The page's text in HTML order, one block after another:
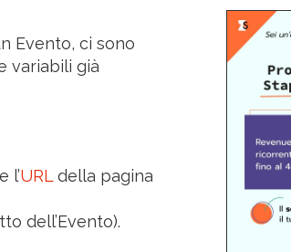
Evento, ci sono
variabili già
l’URL della pagina
dell’Evento).